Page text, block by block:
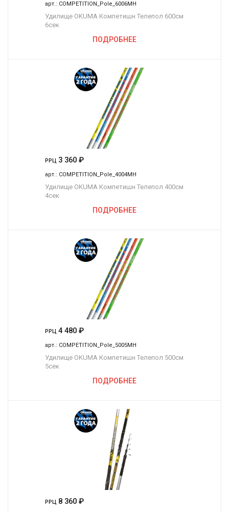
арт.: COMPETITION_Pole_6006MH
Удилище OKUMA Компетишн Телепол 600см
6сек
ПОДРОБНЕЕ
РРЦ 3 360 ₽
арт.: COMPETITION_Pole_4004MH
Удилище OKUMA Компетишн Телепол 400см
4сек
ПОДРОБНЕЕ
РРЦ 4 480 ₽
арт.: COMPETITION_Pole_5005MH
Удилище OKUMA Компетишн Телепол 500см
5сек
ПОДРОБНЕЕ
РРЦ 8 360 ₽